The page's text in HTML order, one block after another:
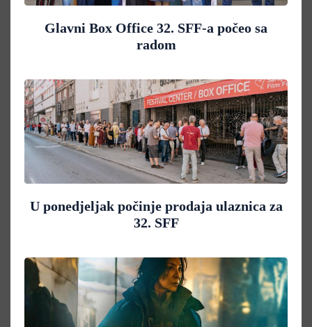
Glavni Box Office 32. SFF-a počeo sa
radom
U ponedjeljak počinje prodaja ulaznica za
32. SFF